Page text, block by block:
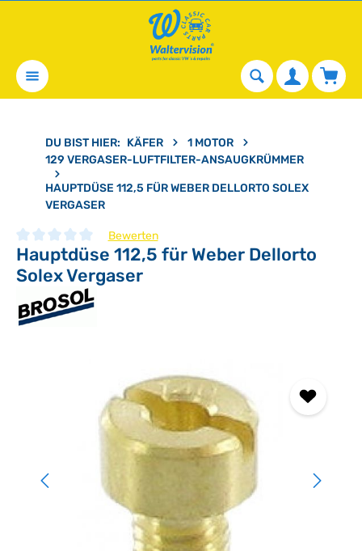
DU BIST HIER: KÄFER
1 MOTOR
129 VERGASER-LUFTFILTER-ANSAUGKRÜMMER
HAUPTDÜSE 112,5 FÜR WEBER DELLORTO SOLEX
VERGASER
Durchschnittliche Bewertung von 0 von 5 Sternen
Bewerten
Hauptdüse 112,5 für Weber Dellorto
Solex Vergaser